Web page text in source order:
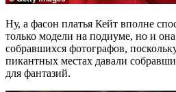
Ну, а фасон платья Кейт вполне
только модели на подиуме, но и
собравшихся фотографов,
пикантных местах давали
для фантазий.